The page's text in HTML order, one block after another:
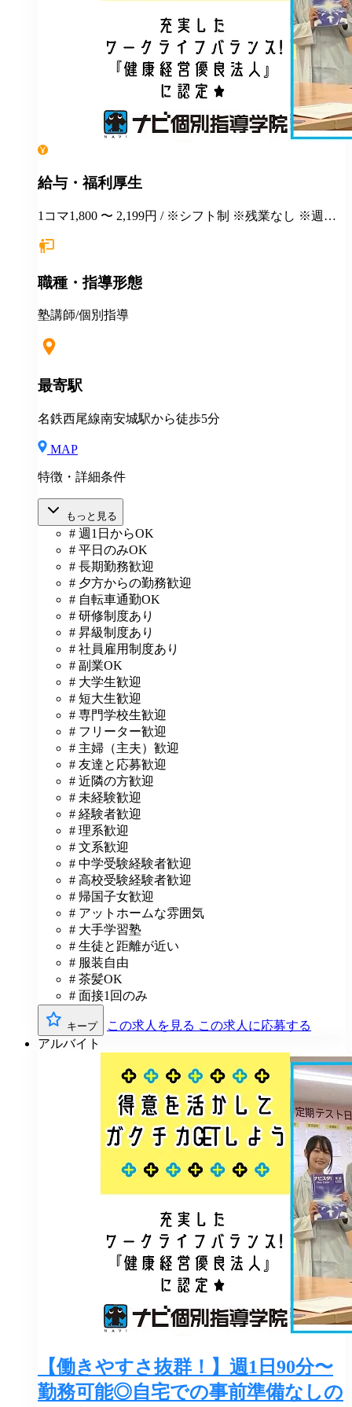
給与・福利厚生
1コマ1,800 〜 2,199円 / ※シフト制 ※残業なし ※週１
等にも別途お支払いします(規定あり) ＊有給休暇あり
度あり⇒グループ会社の割引制度が使えます！ ＊産
あり(社会人講師で月87時間以上の勤務がある方が対
職種・指導形態
塾講師/個別指導
最寄駅
名鉄西尾線南安城駅から徒歩5分
MAP
特徴・詳細条件
もっと見る
# 週1日からOK
# 平日のみOK
# 長期勤務歓迎
# 夕方からの勤務歓迎
# 自転車通勤OK
# 研修制度あり
# 昇級制度あり
# 社員雇用制度あり
# 副業OK
# 大学生歓迎
# 短大生歓迎
# 専門学校生歓迎
# フリーター歓迎
# 主婦（主夫）歓迎
# 友達と応募歓迎
# 近隣の方歓迎
# 未経験歓迎
# 経験者歓迎
# 理系歓迎
# 文系歓迎
# 中学受験経験者歓迎
# 高校受験経験者歓迎
# 帰国子女歓迎
# アットホームな雰囲気
# 大手学習塾
# 生徒と距離が近い
# 服装自由
# 茶髪OK
# 面接1回のみ
キープ この求人を見る この求人に応募する
アルバイト
【働きやすさ抜群！】週1日90分〜
勤務可能◎自宅での事前準備なしの